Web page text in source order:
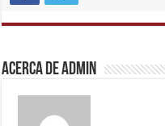
Acerca de admin